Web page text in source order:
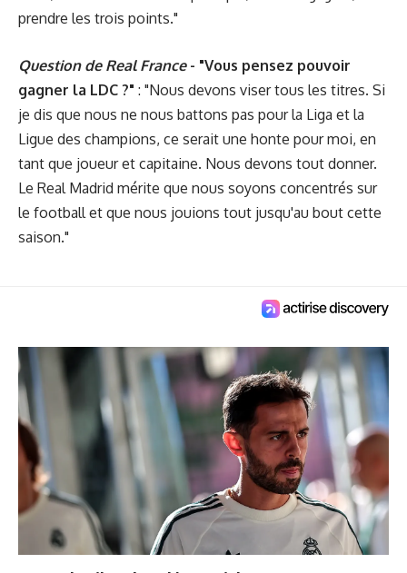
prendre les trois points."
Question de Real France- "Vous pensez pouvoir
gagner la LDC ?" : "Nous devons viser tous les titres. Si
je dis que nous ne nous battons pas pour la Liga et la
Ligue des champions, ce serait une honte pour moi, en
tant que joueur et capitaine. Nous devons tout donner.
Le Real Madrid mérite que nous soyons concentrés sur
le football et que nous jouions tout jusqu'au bout cette
saison."